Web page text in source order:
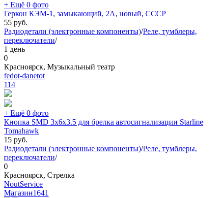
+ Ещё 0 фото
Геркон КЭМ-1, замыкающий, 2А, новый, СССР
55 руб.
Радиодетали (электронные компоненты)/Реле, тумблеры,
переключатели/
1 день
0
Красноярск, Музыкальный театр
fedot-danetot
114
+ Ещё 0 фото
Кнопка SMD 3х6х3.5 для брелка автосигнализации Starline
Tomahawk
15 руб.
Радиодетали (электронные компоненты)/Реле, тумблеры,
переключатели/
0
Красноярск, Стрелка
NoutService
Магазин1641